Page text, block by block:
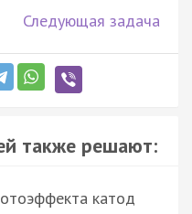
Следующая задача
также решают:
катод